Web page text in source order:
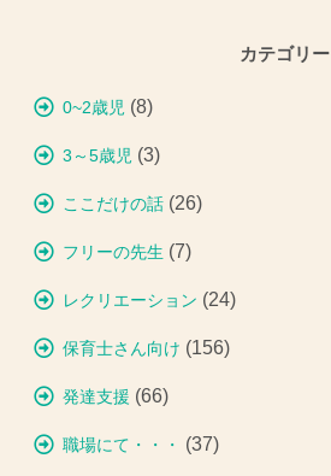
カテゴリー
0~2歳児 (8)
3～5歳児 (3)
ここだけの話 (26)
フリーの先生 (7)
レクリエーション (24)
保育士さん向け (156)
発達支援 (66)
職場にて・・・ (37)